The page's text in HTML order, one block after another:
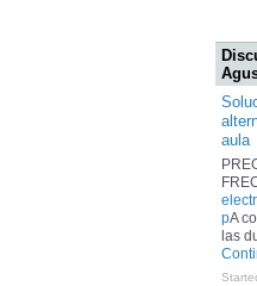
aula
pA
las